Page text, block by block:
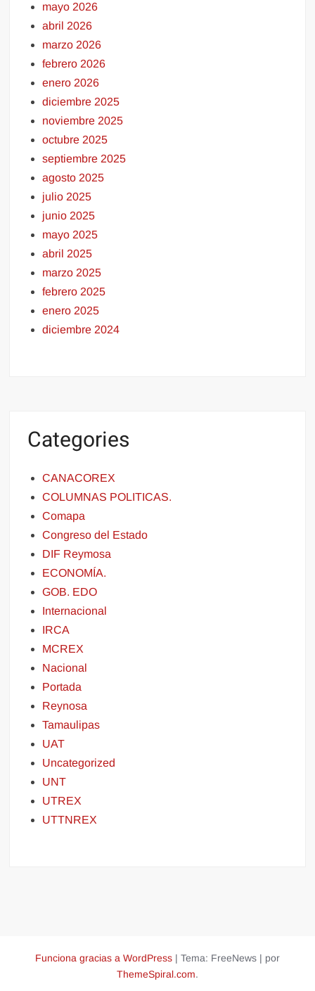
mayo 2026
abril 2026
marzo 2026
febrero 2026
enero 2026
diciembre 2025
noviembre 2025
octubre 2025
septiembre 2025
agosto 2025
julio 2025
junio 2025
mayo 2025
abril 2025
marzo 2025
febrero 2025
enero 2025
diciembre 2024
Categories
CANACOREX
COLUMNAS POLITICAS.
Comapa
Congreso del Estado
DIF Reymosa
ECONOMÍA.
GOB. EDO
Internacional
IRCA
MCREX
Nacional
Portada
Reynosa
Tamaulipas
UAT
Uncategorized
UNT
UTREX
UTTNREX
Funciona gracias a WordPress | Tema: FreeNews | por
ThemeSpiral.com.